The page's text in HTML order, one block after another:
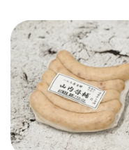
おすすめの
誠光社で選
おすすめの
紹介します
おすすめの